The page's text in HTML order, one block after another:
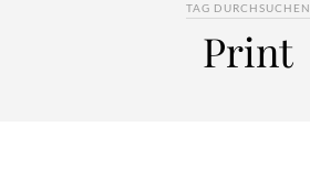
TAG DURCHSUCHEN
Print